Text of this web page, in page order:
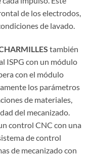
de los electrodos,
de lavado.
también
ISPG con un módulo
con el módulo
los parámetros
de materiales,
del mecanizado.
control CNC con una
de control
de mecanizado con